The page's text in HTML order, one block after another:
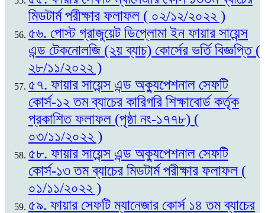
মিডটার্ম পরীক্ষার ফলাফল ( ০২/১২/২০২২ )
৫৬. পোস্ট গ্রাজুয়েট ডিপ্লোমা ইন ফায়ার সায়েন্স
এন্ড টেকনোলজি (২য় ব্যাচ) কোর্সের ভর্তি বিজ্ঞপ্তি (
২৮/১১/২০২২ )
৫৭. ফায়ার সায়েন্স এন্ড অক্যুপেশনাল সেফটি
কোর্স-১২ তম ব্যাচের কারিগরি শিক্ষাবোর্ড কর্তৃক
প্রকাশিত ফলাফল (পৃষ্ঠা নং-১৭৭৮) (
০৩/১১/২০২২ )
৫৮. ফায়ার সায়েন্স এন্ড অক্যুপেশনাল সেফটি
কোর্স-১৩ তম ব্যাচের মিডটার্ম পরীক্ষার ফলাফল (
০১/১১/২০২২ )
৫৯. ফায়ার সেফটি ম্যানেজার কোর্স ১৪ তম ব্যাচের